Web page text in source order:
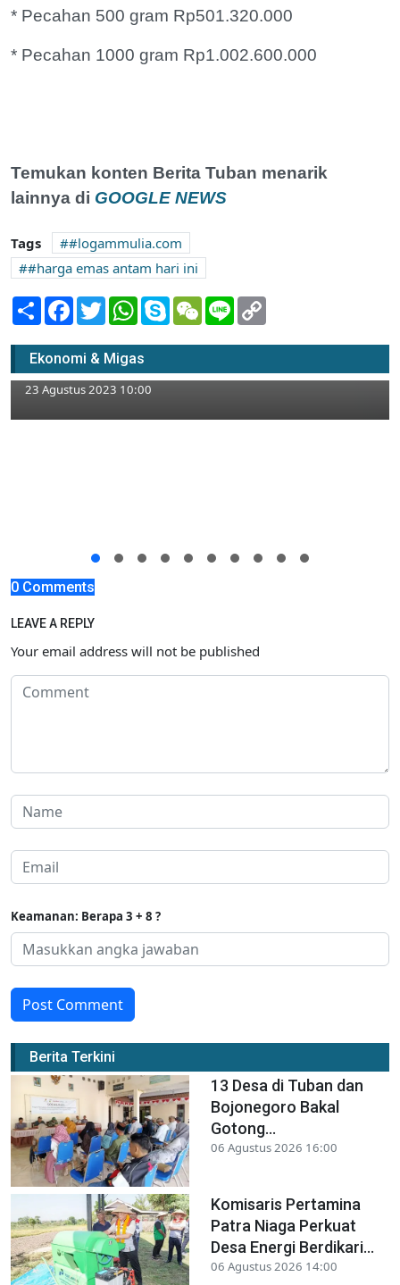
* Pecahan 500 gram Rp501.320.000
* Pecahan 1000 gram Rp1.002.600.000
Temukan konten Berita Tuban menarik
lainnya di GOOGLE NEWS
Tags
#logammulia.com
#harga emas antam hari ini
Share Facebook
TwitterWhatsApp
SkypeWeChatLine
Ekonomi & Migas
Kurun 7 Tahun, Tuban Sandang Predikat ke-
5 Kabupaten Termiskin di Jawa Timur
23 Agustus 2023 10:00
0 Comments
LEAVE A REPLY
Your email address will not be published
Keamanan: Berapa 3 + 8 ?
Post Comment
Berita Terkini
13 Desa di Tuban dan
Bojonegoro Bakal
Gotong...
06 Agustus 2026 16:00
Komisaris Pertamina
Patra Niaga Perkuat
Desa Energi Berdikari...
06 Agustus 2026 14:00